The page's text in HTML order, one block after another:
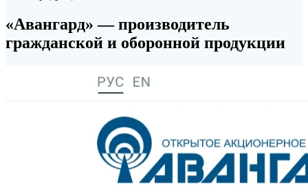
«Авангард» — производитель
гражданской и оборонной продукции